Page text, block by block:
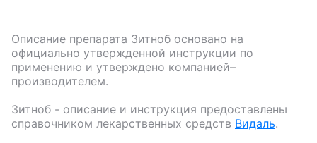
Описание препарата Зитноб основано на
официально утвержденной инструкции по
применению и утверждено компанией–
производителем.
Зитноб - описание и инструкция предоставлены
справочником лекарственных средств Видаль.